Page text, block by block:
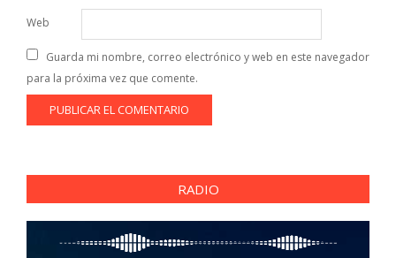
Web
Guarda mi nombre, correo electrónico y web en este navegador
para la próxima vez que comente.
RADIO